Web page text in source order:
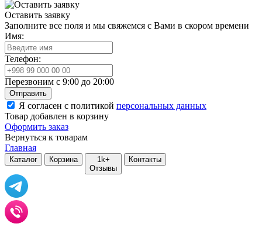
Оставить заявку
Заполните все поля и мы свяжемся с Вами в скором времени
Имя:
Телефон:
Перезвоним с 9:00 до 20:00
Отправить
Я согласен с политикой персональных данных
Товар добавлен в корзину
Оформить заказ
Вернуться к товарам
Главная
Каталог Корзина
1k+
Отзывы
Контакты